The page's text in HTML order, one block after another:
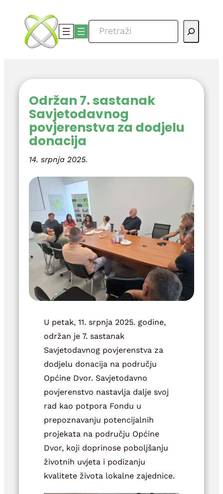
sadržaja
Pretraga
Održan 7. sastanak
Savjetodavnog
povjerenstva za dodjelu
donacija
14. srpnja 2025.
U petak, 11. srpnja 2025. godine,
održan je 7. sastanak
Savjetodavnog povjerenstva za
dodjelu donacija na području
Općine Dvor. Savjetodavno
povjerenstvo nastavlja dalje svoj
rad kao potpora Fondu u
prepoznavanju potencijalnih
projekata na području Općine
Dvor, koji doprinose poboljšanju
životnih uvjeta i podizanju
kvalitete života lokalne zajednice.